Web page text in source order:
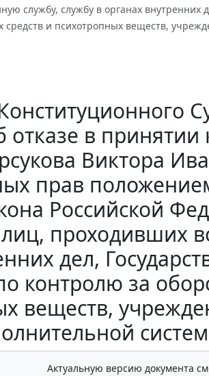
службу, службу в органах внутренних
средств и психотропных веществ,
в
Виктора
прав
Российской
проходивших
дел,
контролю за
веществ,
Актуальную версию документа